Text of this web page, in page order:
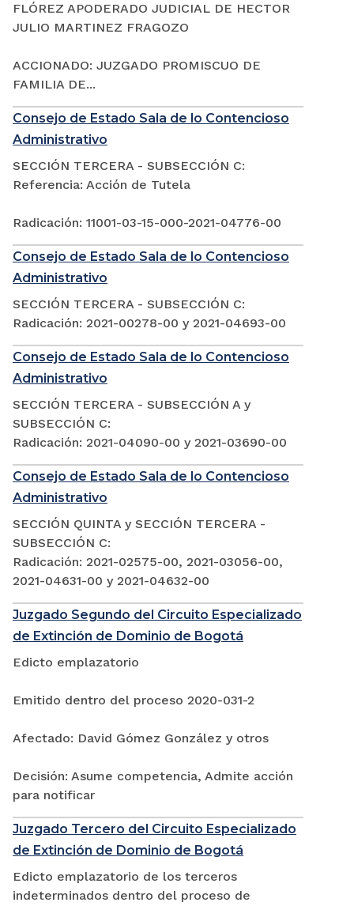
FLÓREZ APODERADO JUDICIAL DE HECTOR
JULIO MARTINEZ FRAGOZO
ACCIONADO: JUZGADO PROMISCUO DE
FAMILIA DE...
Consejo de Estado Sala de lo Contencioso
Administrativo
SECCIÓN TERCERA - SUBSECCIÓN C:
Referencia: Acción de Tutela
Radicación: 11001-03-15-000-2021-04776-00
Consejo de Estado Sala de lo Contencioso
Administrativo
SECCIÓN TERCERA - SUBSECCIÓN C:
Radicación: 2021-00278-00 y 2021-04693-00
Consejo de Estado Sala de lo Contencioso
Administrativo
SECCIÓN TERCERA - SUBSECCIÓN A y
SUBSECCIÓN C:
Radicación: 2021-04090-00 y 2021-03690-00
Consejo de Estado Sala de lo Contencioso
Administrativo
SECCIÓN QUINTA y SECCIÓN TERCERA -
SUBSECCIÓN C:
Radicación: 2021-02575-00, 2021-03056-00,
2021-04631-00 y 2021-04632-00
Juzgado Segundo del Circuito Especializado
de Extinción de Dominio de Bogotá
Edicto emplazatorio
Emitido dentro del proceso 2020-031-2
Afectado: David Gómez González y otros
Decisión: Asume competencia, Admite acción
para notificar
Juzgado Tercero del Circuito Especializado
de Extinción de Dominio de Bogotá
Edicto emplazatorio de los terceros
indeterminados dentro del proceso de